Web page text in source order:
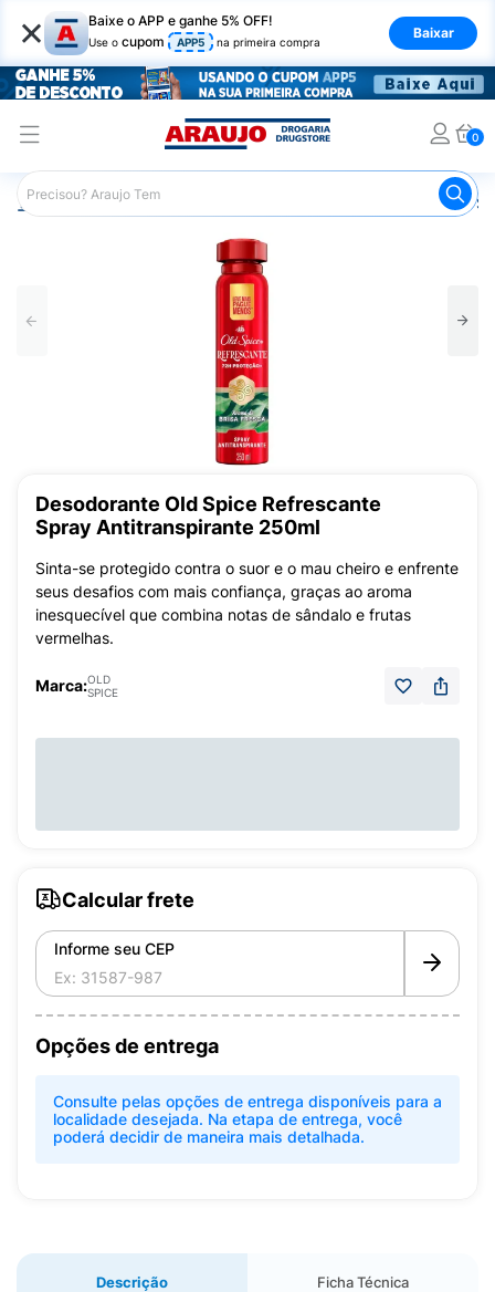
× Baixe o APP e ganhe 5% OFF!
Use o cupom APP5 na primeira compra
Baixar
0
Araujo Higiene Pessoal Desodorante
Desodorante Old Spice Refrescante
Spray Antitranspirante 250ml
Sinta-se protegido contra o suor e o mau cheiro e enfrente
seus desafios com mais confiança, graças ao aroma
inesquecível que combina notas de sândalo e frutas
vermelhas.
Marca:OLD
SPICE
Calcular frete
Informe seu CEP
Opções de entrega
Consulte pelas opções de entrega disponíveis para a
localidade desejada. Na etapa de entrega, você
poderá decidir de maneira mais detalhada.
Descrição Ficha Técnica